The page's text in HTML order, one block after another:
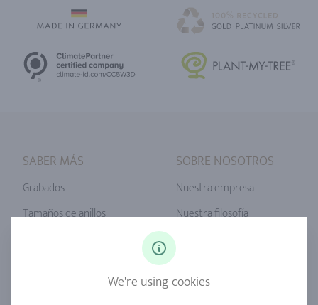
SABER MÁS
Grabados
Tamaños de anillos
SOBRE NOSOTROS
Nuestra empresa
Nuestra filosofía
Sostenibilidad
We're using cookies